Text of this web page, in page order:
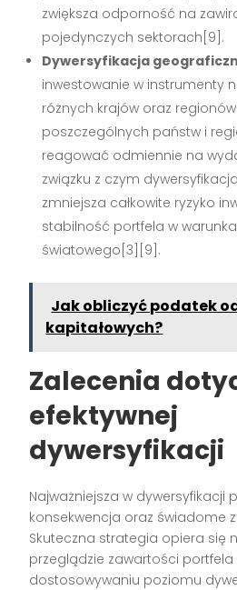
zwiększa odporność na
pojedynczych sektorach[9].
Dywersyfikacja
inwestowanie w instrumenty
różnych krajów oraz
poszczególnych państw i
reagować odmiennie na
związku z czym
zmniejsza całkowite ryzyko
stabilność portfela w
światowego[3][9].
Jak obliczyć podatek
kapitałowych?
Zalecenia
efektywnej
dywersyfikacji
Najważniejsza w dywersyfikacji
konsekwencja oraz świadome
Skuteczna strategia opiera się
przeglądzie zawartości portfela
dostosowywaniu poziomu